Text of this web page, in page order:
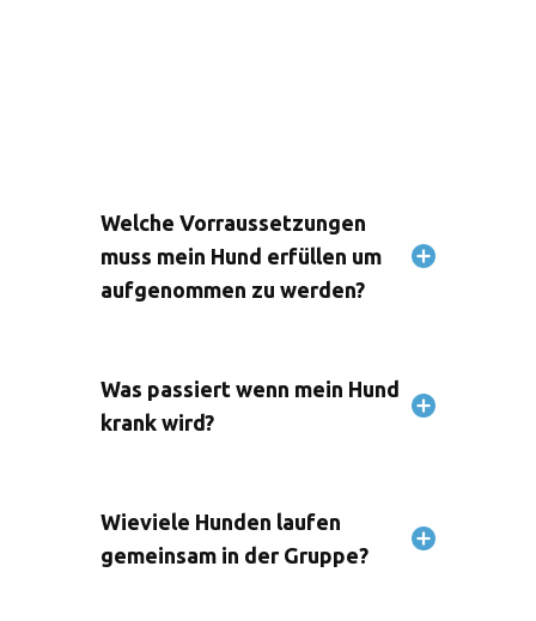
Welche Vorraussetzungen
muss mein Hund erfüllen um
aufgenommen zu werden?
Was passiert wenn mein Hund
krank wird?
Wieviele Hunden laufen
gemeinsam in der Gruppe?